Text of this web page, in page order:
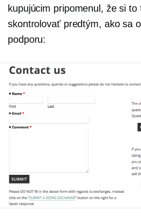
kupujúcim pripomenul, že si to
skontrolovať predtým, ako sa
podporu: